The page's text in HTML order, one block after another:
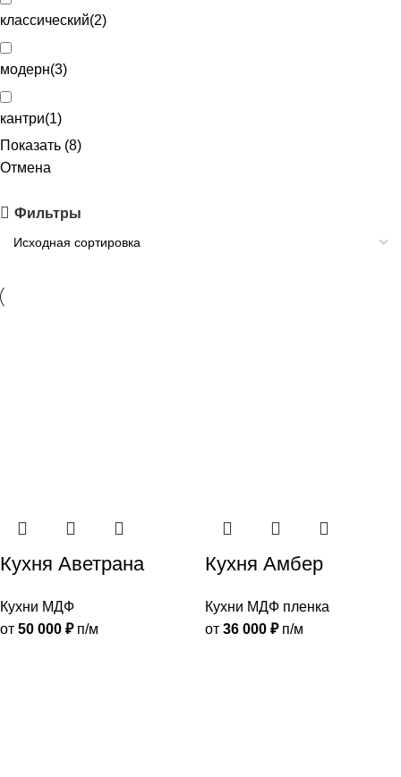
классический(2)
модерн(3)
кантри(1)
Показать (8)
Отмена
Фильтры
Кухня Аветрана
Кухни МДФ
от 50 000 ₽п/м
Кухня Амбер
Кухни МДФ пленка
от 36 000 ₽п/м